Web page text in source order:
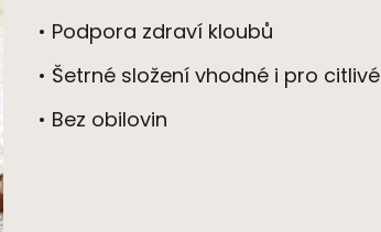
• Podpora zdraví kloubů
• Šetrné složení vhodné i pro citlivé
• Bez obilovin